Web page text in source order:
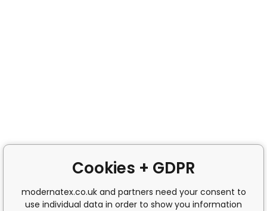
Cookies + GDPR
modernatex.co.uk and partners need your consent to
use individual data in order to show you information